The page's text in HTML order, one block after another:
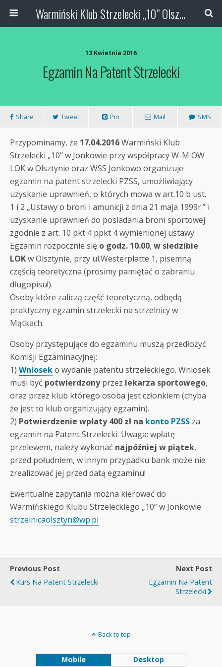
Warmiński Klub Strzelecki „10” Olsztyn
13 Kwietnia 2016
Egzamin Na Patent Strzelecki
Share Tweet Pin Mail SMS
Przypominamy, że 17.04.2016Warmiński Klub
Strzelecki „10” w Jonkowie przy współpracy W-M OW
LOK w Olsztynie oraz WSS Jonkowo organizuje
egzamin na patent strzelecki PZSS, umożliwiający
uzyskanie uprawnień, o których mowa w art.10 b ust.
1 i 2 „Ustawy o broni i amunicji z dnia 21 maja 1999r.” i
uzyskanie uprawnień do posiadania broni sportowej
zgodnie z art. 10 pkt 4 ppkt 4 wymienionej ustawy.
Egzamin rozpocznie się o godz. 10.00, w siedzibie
LOKw Olsztynie, przy ul.Westerplatte 1, pisemną
częścią teoretyczna (prosimy pamiętać o zabraniu
długopisu!).
Osoby które zaliczą część teoretyczną, odbędą
praktyczny egzamin strzelecki na strzelnicy w
Mątkach.
Osoby przystępujące do egzaminu muszą przedłożyć
Komisji Egzaminacyjnej:
1) Wnioseko wydanie patentu strzeleckiego. Wniosek
musi być potwierdzonyprzez lekarza sportowego,
oraz przez klub którego osoba jest członkiem (chyba
że jest to klub organizujący egzamin).
2) Potwierdzenie wpłaty 400 zł na konto PZSS za
egzamin na Patent Strzelecki. Uwaga: wpłatę
przelewem, należy wykonać najpóźniej w piątek,
przed południem, w innym przypadku bank może nie
zrealizować jej przed datą egzaminu!
Ewentualne zapytania można kierować do
Warmińskiego Klubu Strzeleckiego „10” w Jonkowie
strzelnicaolsztyn@wp.pl
Previous Post
Kurs Na Patent Strzelecki
Next Post
Egzamin Na Patent
Strzelecki
Back to top
Mobile Desktop